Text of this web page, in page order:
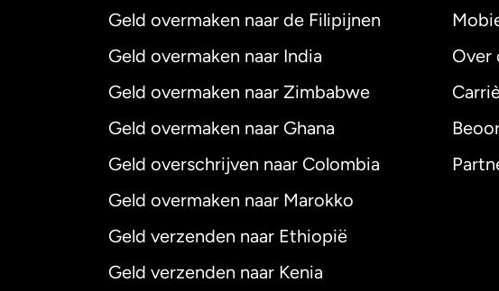
Geld overmaken naar de Filipijnen
Geld overmaken naar India
Geld overmaken naar Zimbabwe
Geld overmaken naar Ghana
Geld overschrijven naar Colombia
Geld overmaken naar Marokko
Geld verzenden naar Ethiopië
Geld verzenden naar Kenia
Over